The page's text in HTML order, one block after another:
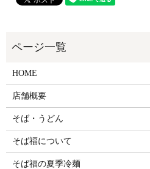
HOME
店舗概要
そば・うどん
そば福について
そば福の夏季冷麺